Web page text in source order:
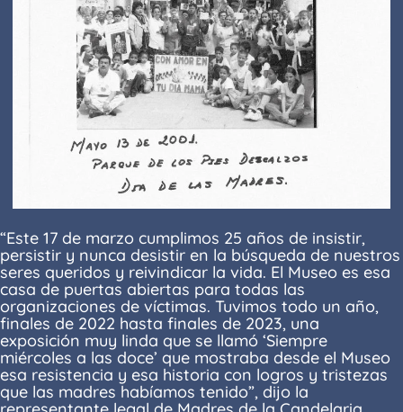
“Este 17 de marzo cumplimos 25 años de insistir,
persistir y nunca desistir en la búsqueda de nuestros
seres queridos y reivindicar la vida. El Museo es esa
casa de puertas abiertas para todas las
organizaciones de víctimas. Tuvimos todo un año,
finales de 2022 hasta finales de 2023, una
exposición muy linda que se llamó ‘Siempre
miércoles a las doce’ que mostraba desde el Museo
esa resistencia y esa historia con logros y tristezas
que las madres habíamos tenido”, dijo la